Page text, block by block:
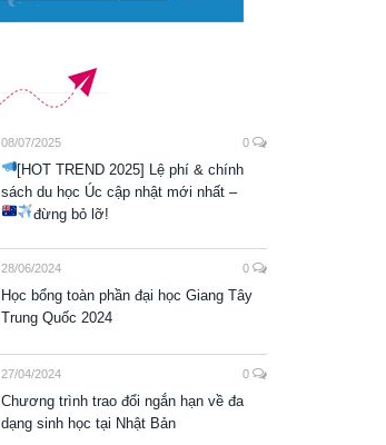
08/07/2025 0
[HOT TREND 2025] Lệ phí & chính
sách du học Úc cập nhật mới nhất –
đừng bỏ lỡ!
28/06/2024 0
Học bổng toàn phần đại học Giang Tây
Trung Quốc 2024
27/04/2024 0
Chương trình trao đổi ngắn hạn về đa
dạng sinh học tại Nhật Bản